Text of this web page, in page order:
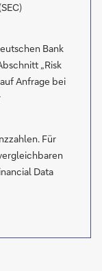
Bank
„Risk
Anfrage bei
Für
Data